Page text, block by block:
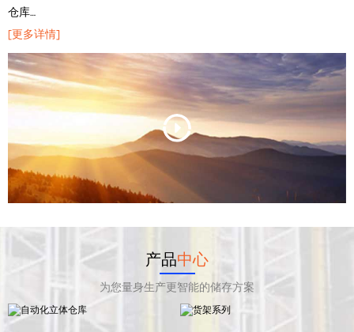
仓库…
[更多详情]
产品中心
为您量身生产更智能的储存方案